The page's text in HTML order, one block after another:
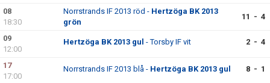
08
18:30
Norrstrands IF 2013 röd - Hertzöga BK 2013
grön
11 - 4
09
12:00
Hertzöga BK 2013 gul - Torsby IF vit 2 - 4
17
17:00
Norrstrands IF 2013 blå - Hertzöga BK 2013 gul 8 - 1